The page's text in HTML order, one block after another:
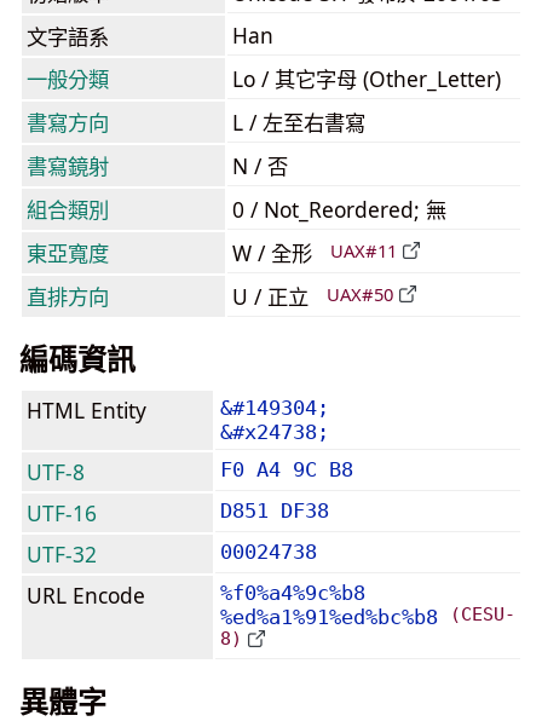
文字語系
Han
一般分類
Lo / 其它字母 (Other_Letter)
書寫方向
L / 左至右書寫
書寫鏡射
N / 否
組合類別
0 / Not_Reordered; 無
東亞寬度
W / 全形 UAX#11
直排方向 U / 正立 UAX#50
編碼資訊
HTML Entity
&#149304;
&#x24738;
UTF-8 F0 A4 9C B8
UTF-16 D851 DF38
UTF-32 00024738
URL Encode
%f0%a4%9c%b8
%ed%a1%91%ed%bc%b8
(CESU-
8)
異體字